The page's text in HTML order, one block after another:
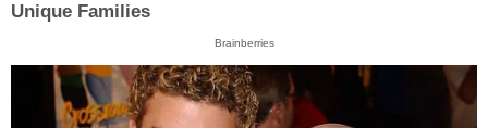
Unique Families
Brainberries